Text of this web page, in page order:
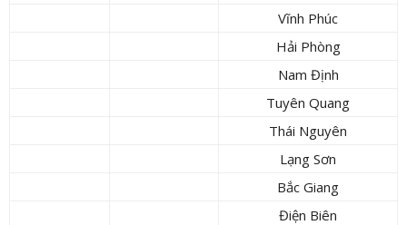
Vĩnh Phúc
Hải Phòng
Nam Định
Tuyên Quang
Thái Nguyên
Lạng Sơn
Bắc Giang
Điện Biên